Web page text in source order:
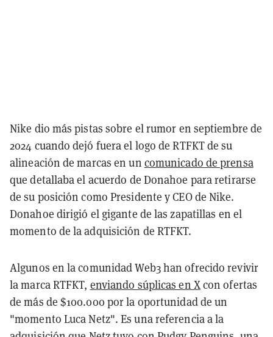
Nike dio más pistas sobre el rumor en septiembre de
2024 cuando dejó fuera el logo de RTFKT de su
alineación de marcas en un comunicado de prensa
que detallaba el acuerdo de Donahoe para retirarse
de su posición como Presidente y CEO de Nike.
Donahoe dirigió el gigante de las zapatillas en el
momento de la adquisición de RTFKT.
Algunos en la comunidad Web3 han ofrecido revivir
la marca RTFKT, enviando súplicas en Xcon ofertas
de más de $100.000 por la oportunidad de un
"momento Luca Netz". Es una referencia a la